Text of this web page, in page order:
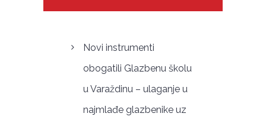
Novi instrumenti
obogatili Glazbenu školu
u Varaždinu – ulaganje u
najmlađe glazbenike uz